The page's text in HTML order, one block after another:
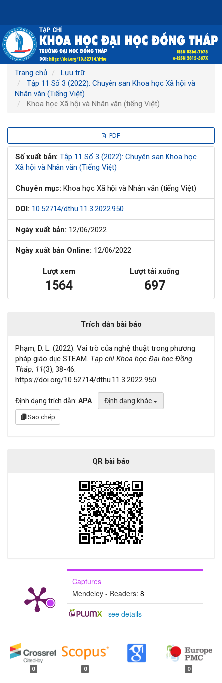
chính
Nội
dung
chính
Thanh
bên
Trang chủ
Lưu trữ
Tập 11 Số 3 (2022): Chuyên san Khoa học Xã hội và
Nhân văn (Tiếng Việt)
Khoa học Xã hội và Nhân văn (tiếng Việt)
bên
bài
viết
PDF
Số xuất bản: Tập 11 Số 3 (2022): Chuyên san Khoa học
Xã hội và Nhân văn (Tiếng Việt)
Chuyên mục: Khoa học Xã hội và Nhân văn (tiếng Việt)
DOI: 10.52714/dthu.11.3.2022.950
Ngày xuất bản: 12/06/2022
Ngày xuất bản Online: 12/06/2022
Lượt xem
1564
Lượt tải xuống
697
Trích dẫn bài báo
Phạm, D. L. (2022). Vai trò của nghệ thuật trong phương
pháp giáo dục STEAM. Tạp chí Khoa học Đại học Đồng
Tháp, 11(3), 38-46.
https://doi.org/10.52714/dthu.11.3.2022.950
Định dạng trích dẫn: APA Định dạng khác
Sao chép
QR bài báo
Captures
Mendeley - Readers: 8
- see details
0 0 0